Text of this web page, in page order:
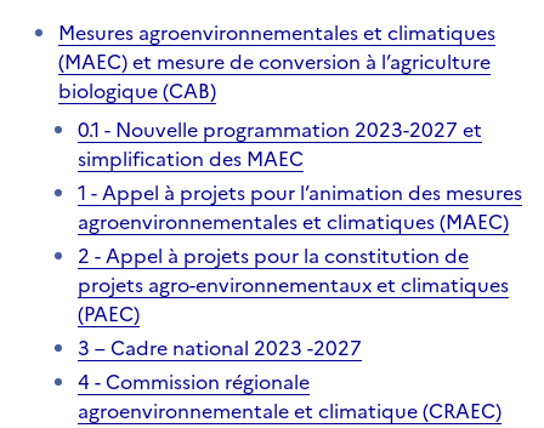
Mesures agroenvironnementales et climatiques
(MAEC) et mesure de conversion à l’agriculture
biologique (CAB)
0.1 - Nouvelle programmation 2023-2027 et
simplification des MAEC
1 - Appel à projets pour l’animation des mesures
agroenvironnementales et climatiques (MAEC)
2 - Appel à projets pour la constitution de
projets agro-environnementaux et climatiques
(PAEC)
3 – Cadre national 2023 -2027
4 - Commission régionale
agroenvironnementale et climatique (CRAEC)